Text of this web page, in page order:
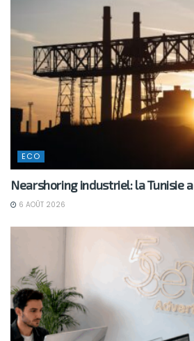
ECO
Nearshoring industriel: la Tunisie
6 AOÛT 2026